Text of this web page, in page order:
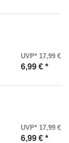
UVP* 17,99 €
6,99 € *
UVP* 17,99 €
6,99 € *